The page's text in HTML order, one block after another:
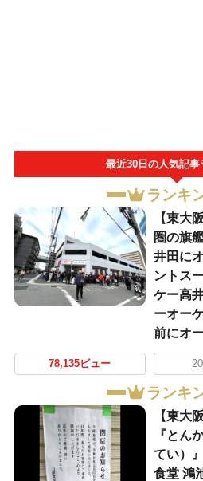
最近30日の人気記事
ランキ
【東大
圏の旗
井田に
ントス
ケー高
ーオー
前にオ
78,135ビュー
ランキ
【東大
『とん
てい）
食堂 鴻